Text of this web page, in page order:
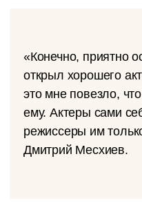
«Конечно, приятно
открыл хорошего
это мне повезло,
ему. Актеры сами
режиссеры им
Дмитрий Месхиев.